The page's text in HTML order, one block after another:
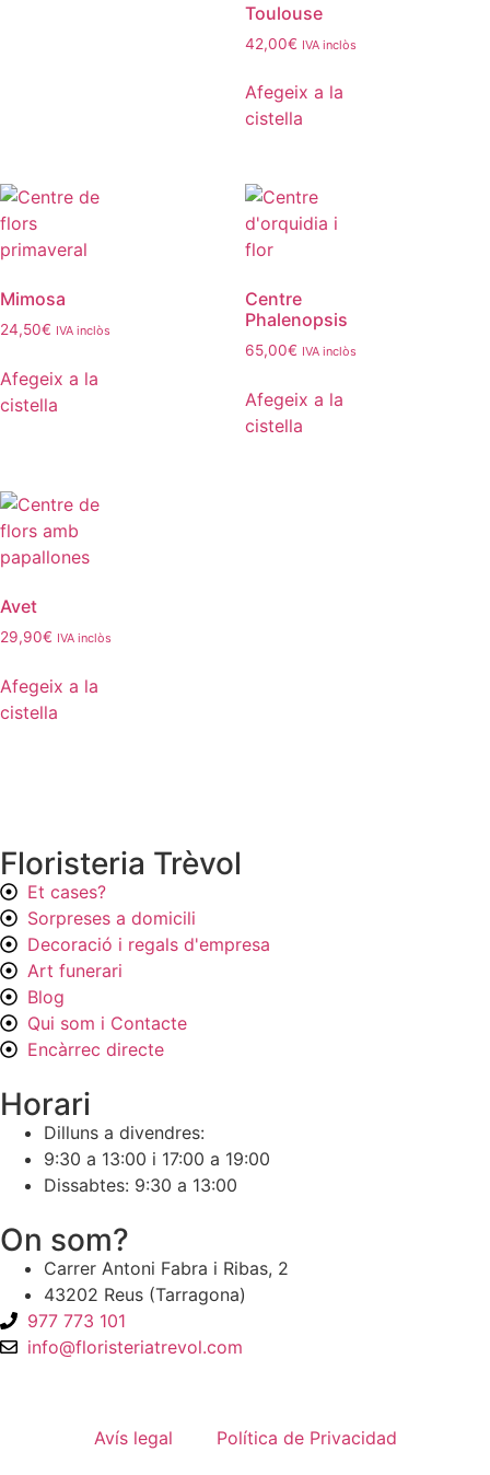
Toulouse
42,00€ IVA inclòs
Afegeix a la
cistella
Mimosa
24,50€ IVA inclòs
Afegeix a la
cistella
Centre
Phalenopsis
65,00€ IVA inclòs
Afegeix a la
cistella
Avet
29,90€ IVA inclòs
Afegeix a la
cistella
Floristeria Trèvol
Et cases?
Sorpreses a domicili
Decoració i regals d'empresa
Art funerari
Blog
Qui som i Contacte
Encàrrec directe
Horari
Dilluns a divendres:
9:30 a 13:00 i 17:00 a 19:00
Dissabtes: 9:30 a 13:00
On som?
Carrer Antoni Fabra i Ribas, 2
43202 Reus (Tarragona)
977 773 101
info@floristeriatrevol.com
Avís legal Política de Privacidad